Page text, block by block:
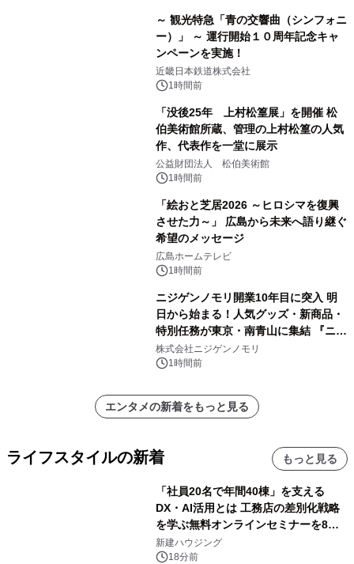
～ 観光特急「青の交響曲（シンフォニ
ー）」 ～ 運行開始１０周年記念キャ
ンペーンを実施！
近畿日本鉄道株式会社
1時間前
「没後25年 上村松篁展」を開催 松
伯美術館所蔵、管理の上村松篁の人気
作、代表作を一堂に展示
公益財団法人 松伯美術館
1時間前
「絵おと芝居2026 ～ヒロシマを復興
させた力～」 広島から未来へ語り継ぐ
希望のメッセージ
広島ホームテレビ
1時間前
ニジゲンノモリ開業10年目に突入 明
日から始まる！人気グッズ・新商品・
特別任務が東京・南青山に集結 『ニジ
ゲンノモリ POPUPストア in Annex
Aoyama』
株式会社ニジゲンノモリ
1時間前
エンタメの新着をもっと見る
ライフスタイルの新着 もっと見る
「社員20名で年間40棟」を支える
DX・AI活用とは 工務店の差別化戦略
を学ぶ無料オンラインセミナーを8月
20日に開催
新建ハウジング
18分前